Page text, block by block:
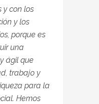
y con los
y los
porque es
una
ágil que
trabajo y
para la
Hemos